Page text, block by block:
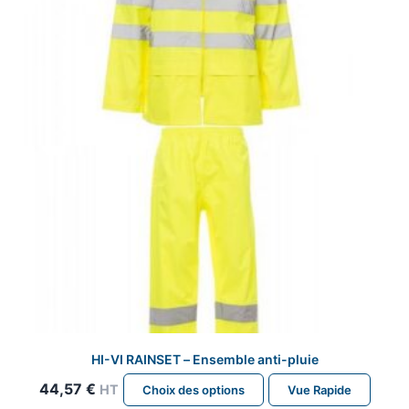
HI-VI RAINSET – Ensemble anti-pluie
44,57 € HT Choix des options
Ce
Vue Rapide